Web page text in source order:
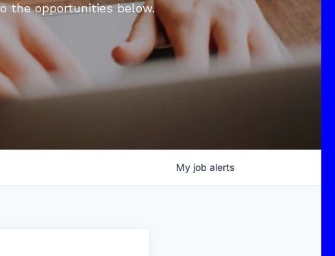
the opportunities below.
My job alerts